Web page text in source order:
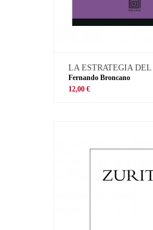
LA ESTRATEGIA
Fernando Broncano
12,00 €